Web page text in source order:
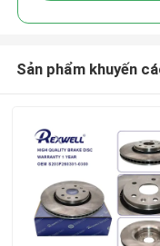
Sản phẩm khuyến